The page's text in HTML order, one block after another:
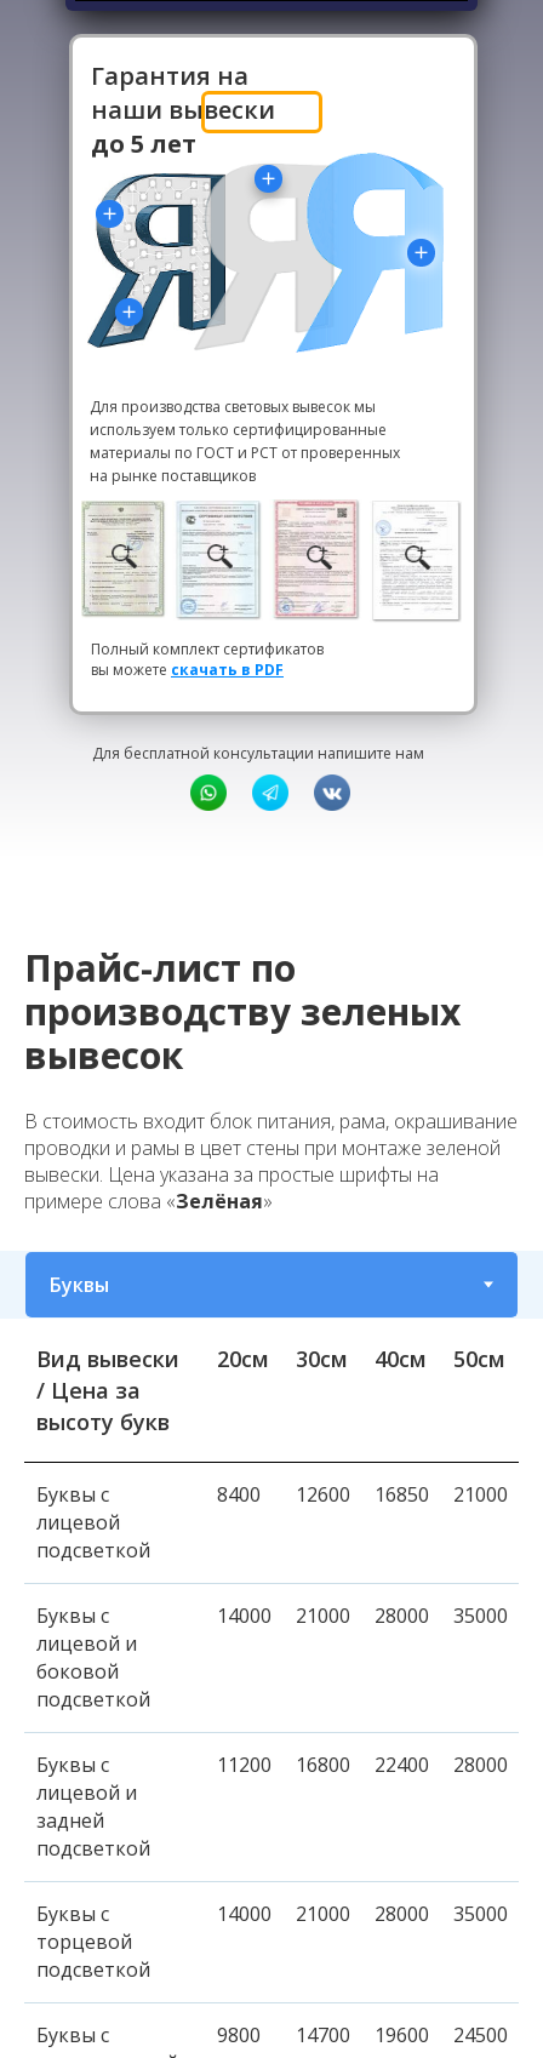
Для производства световых вывесок мы
используем только сертифицированные
материалы по ГОСТ и РСТ от проверенных
на рынке поставщиков
Для бесплатной консультации напишите нам
Гарантия на
наши вывески
до 5 лет
Полный комплект сертификатов
вы можете скачать в PDF
Прайс-лист по
производству зеленых
вывесок
В стоимость входит блок питания, рама, окрашивание
проводки и рамы в цвет стены при монтаже зеленой
вывески. Цена указана за простые шрифты на
примере слова «Зелёная»
Вид вывески
/ Цена за
высоту букв
20см 30см 40см 50см
Буквы с
лицевой
подсветкой
8400 12600 16850 21000
Буквы с
лицевой и
боковой
подсветкой
14000 21000 28000 35000
Буквы с
лицевой и
задней
подсветкой
11200 16800 22400 28000
Буквы с
торцевой
подсветкой
14000 21000 28000 35000
Буквы с
9800 14700 19600 24500